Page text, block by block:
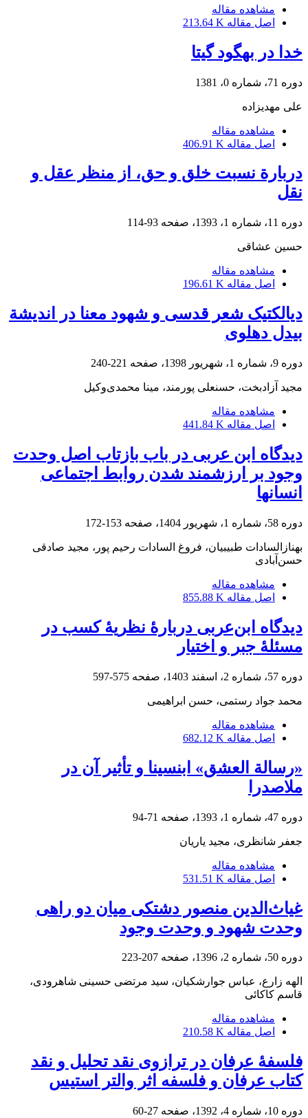
مشاهده مقاله
اصل مقاله 213.64 K
خدا در بهگود گیتا
دوره 71، شماره 0، 1381
علی مهدیزاده
مشاهده مقاله
اصل مقاله 406.91 K
دربارة نسبت خلق و حق، از منظر عقل و
نقل
دوره 11، شماره 1، 1393، صفحه 93-114
حسین عشاقی
مشاهده مقاله
اصل مقاله 196.61 K
دیالکتیک شعر قدسی و شهود معنا در اندیشة
بیدل دهلوی
دوره 9، شماره 1، شهریور 1398، صفحه 221-240
مجید آزادبخت، حسنعلی پورمند، مینا محمدی‌وکیل
مشاهده مقاله
اصل مقاله 441.84 K
دیدگاه ابن عربی در باب بازتاب اصل وحدت
وجود بر ارزشمند شدن روابط اجتماعی
انسانها‏
دوره 58، شماره 1، شهریور 1404، صفحه 153-172
بهنازالسادات طبیبیان، فروغ السادات رحیم پور، مجید صادقی
حسن‌آبادی
مشاهده مقاله
اصل مقاله 855.88 K
دیدگاه ابن‌عربی دربارۀ نظریۀ کسب در
مسئلۀ جبر و اختیار‏
دوره 57، شماره 2، اسفند 1403، صفحه 575-597
محمد جواد رستمی، حسن ابراهیمی
مشاهده مقاله
اصل مقاله 682.12 K
«رسالة ‏العشق» ابن‏سینا و تأثیر آن در
ملاصدرا
دوره 47، شماره 1، 1393، صفحه 71-94
جعفر شانظری، مجید یاریان
مشاهده مقاله
اصل مقاله 531.51 K
غیاث‌الدین منصور دشتکی میان دو راهی
وحدت شهود و وحدت وجود
دوره 50، شماره 2، 1396، صفحه 207-223
الهه زارع، عباس جوارشکیان، سید مرتضی حسینی شاهرودی،
قاسم کاکائی
مشاهده مقاله
اصل مقاله 210.58 K
فلسفۀ عرفان در ترازوی نقد تحلیل و نقد
کتاب عرفان و فلسفه اثر والتر استیس
دوره 10، شماره 4، 1392، صفحه 27-60